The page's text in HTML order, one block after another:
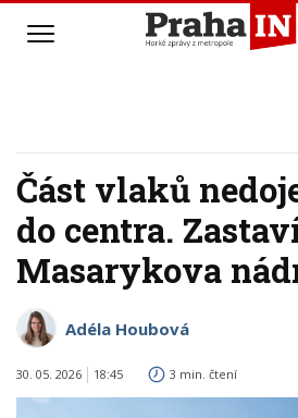
Část vlaků
do centra.
Masarykova
Adéla Houbová
30. 05. 2026 18:45 3 min. čtení